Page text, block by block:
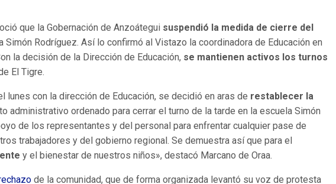
que la Gobernación de Anzoátegui suspendió la medida de cierre del
Simón Rodríguez. Así lo confirmó al Vistazo la coordinadora de Educación en
la decisión de la Dirección de Educación, se mantienen activos los turnos
El Tigre.
con la dirección de Educación, se decidió en aras de restablecer la
administrativo ordenado para cerrar el turno de la tarde en la escuela Simón
de los representantes y del personal para enfrentar cualquier pase de
trabajadores y del gobierno regional. Se demuestra así que para el
y el bienestar de nuestros niños», destacó Marcano de Oraa.
de la comunidad, que de forma organizada levantó su voz de protesta